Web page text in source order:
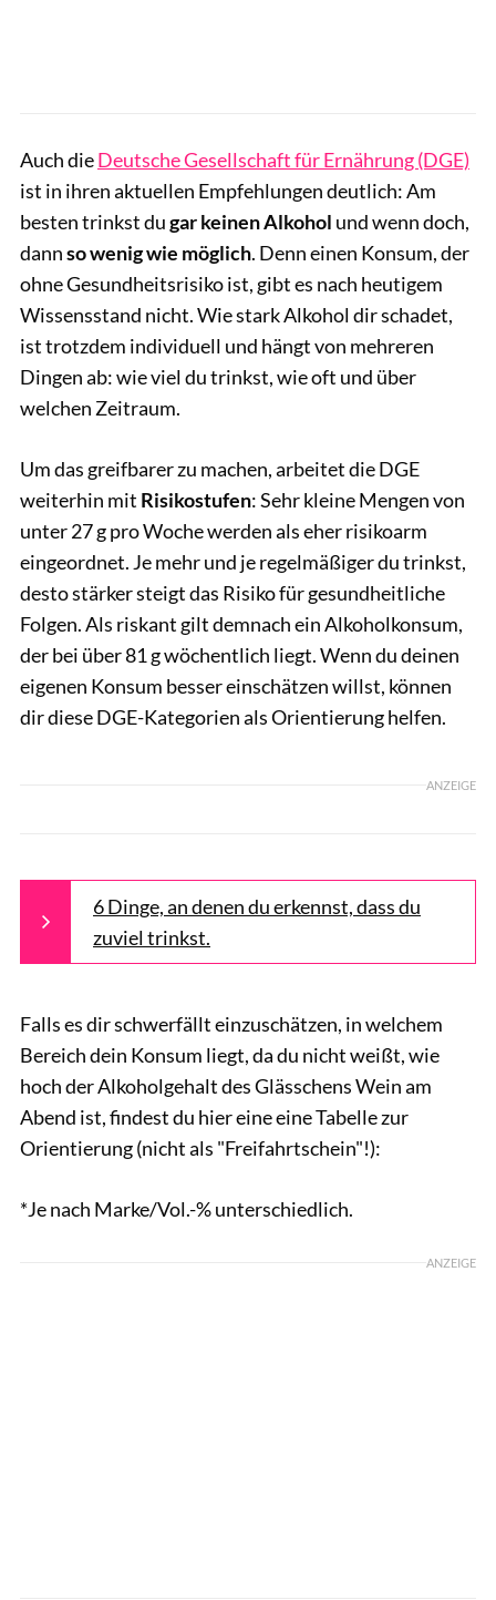
Auch dieDeutsche Gesellschaft für Ernährung (DGE)
ist in ihren aktuellen Empfehlungen deutlich: Am
besten trinkst dugar keinen Alkohol und wenn doch,
dannso wenig wie möglich. Denn einen Konsum, der
ohne Gesundheitsrisiko ist, gibt es nach heutigem
Wissensstand nicht. Wie stark Alkohol dir schadet,
ist trotzdem individuell und hängt von mehreren
Dingen ab: wie viel du trinkst, wie oft und über
welchen Zeitraum.
Um das greifbarer zu machen, arbeitet die DGE
weiterhin mit Risikostufen: Sehr kleine Mengen von
unter 27 g pro Woche werden als eher risikoarm
eingeordnet. Je mehr und je regelmäßiger du trinkst,
desto stärker steigt das Risiko für gesundheitliche
Folgen. Als riskant gilt demnach ein Alkoholkonsum,
der bei über 81 g wöchentlich liegt. Wenn du deinen
eigenen Konsum besser einschätzen willst, können
dir diese DGE-Kategorien als Orientierung helfen.
ANZEIGE
6 Dinge, an denen du erkennst, dass du
zuviel trinkst.
Falls es dir schwerfällt einzuschätzen, in welchem
Bereich dein Konsum liegt, da du nicht weißt, wie
hoch der Alkoholgehalt des Glässchens Wein am
Abend ist, findest du hier eine eine Tabelle zur
Orientierung (nicht als "Freifahrtschein"!):
*Je nach Marke/Vol.-% unterschiedlich.
ANZEIGE